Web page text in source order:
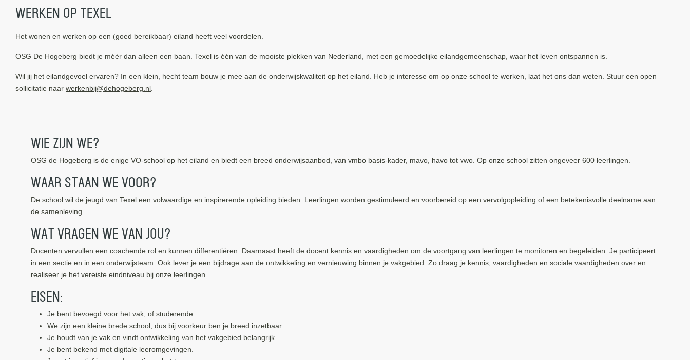
Werken op Texel
Het wonen en werken op een (goed bereikbaar) eiland heeft veel voordelen.
OSG De Hogeberg biedt je méér dan alleen een baan. Texel is één van de mooiste plekken van Nederland, met een gemoedelijke eilandgemeenschap, waar het leven ontspannen is.
Wil jij het eilandgevoel ervaren? In een klein, hecht team bouw je mee aan de onderwijskwaliteit op het eiland. Heb je interesse om op onze school te werken, laat het ons dan weten. Stuur een open
sollicitatie naar werkenbij@dehogeberg.nl
Wie zijn we?
OSG de Hogeberg is de enige VO-school op het eiland en biedt een breed onderwijsaanbod, van vmbo basis-kader, mavo, havo tot vwo. Op onze school zitten ongeveer 600 leerlingen.
Waar staan we voor?
De school wil de jeugd van Texel een volwaardige en inspirerende opleiding bieden. Leerlingen worden gestimuleerd en voorbereid op een vervolgopleiding of een betekenisvolle deelname aan
de samenleving.
Wat vragen we van jou?
Docenten vervullen een coachende rol en kunnen differentiëren. Daarnaast heeft de docent kennis en vaardigheden om de voortgang van leerlingen te monitoren en begeleiden. Je participeert
in een sectie en in een onderwijsteam. Ook lever je een bijdrage aan de ontwikkeling en vernieuwing binnen je vakgebied. Zo draag je kennis, vaardigheden en sociale vaardigheden over en
realiseer je het vereiste eindniveau bij onze leerlingen.
Eisen:
Je bent bevoegd voor het vak, of studerende.
We zijn een kleine brede school, dus bij voorkeur ben je breed inzetbaar.
Je houdt van je vak en vindt ontwikkeling van het vakgebied belangrijk.
Je bent bekend met digitale leeromgevingen.